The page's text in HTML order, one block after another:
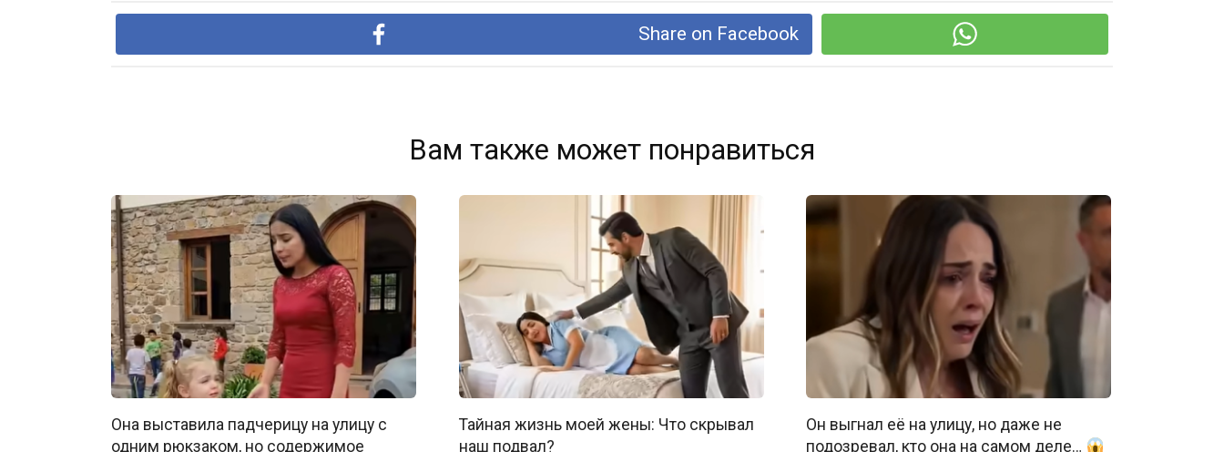
Share on Facebook
Вам также может понравиться
Она выставила падчерицу на улицу с
одним рюкзаком, но содержимое
Тайная жизнь моей жены: Что скрывал
наш подвал?
Он выгнал её на улицу, но даже не
подозревал, кто она на самом деле…